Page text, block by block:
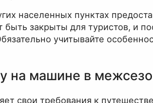
населенных пунктах
быть закрыты для туристов, и
учитывайте
на машине в
свои требования к